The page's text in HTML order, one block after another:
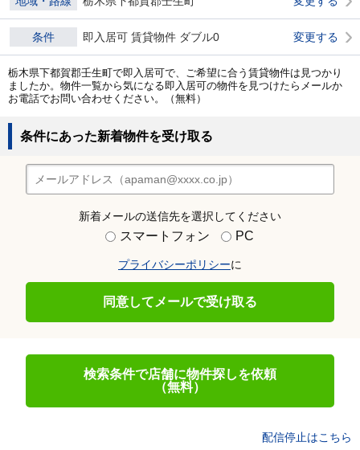
条件 即入居可 賃貸物件 ダブル0 変更する
栃木県下都賀郡壬生町で即入居可で、ご希望に合う賃貸物件は見つかり
ましたか。物件一覧から気になる即入居可の物件を見つけたらメールか
お電話でお問い合わせください。（無料）
条件にあった新着物件を受け取る
新着メールの送信先を選択してください
スマートフォン PC
プライバシーポリシーに
同意してメールで受け取る
検索条件で店舗に物件探しを依頼
（無料）
配信停止はこちら